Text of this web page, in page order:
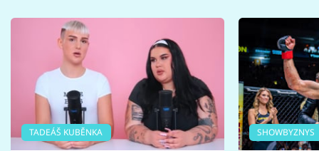
TADEÁŠ KUBĚNKA SHOWBYZNYS